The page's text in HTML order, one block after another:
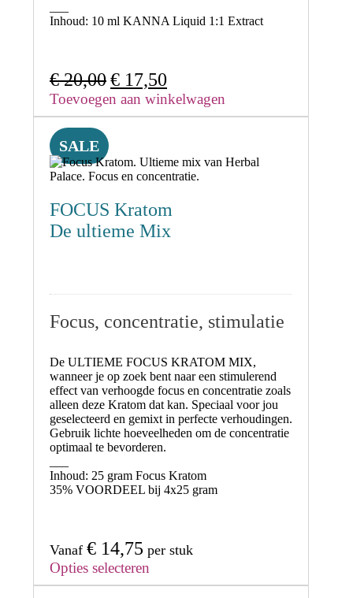
Inhoud: 10 ml KANNA Liquid 1:1 Extract
€20,00 Oorspronkelijke
prijs
was:
€ 17,50
prijs
is:
Toevoegen aan winkelwagen
SALE
FOCUS Kratom
De ultieme Mix
Focus, concentratie, stimulatie
De ULTIEME FOCUS KRATOM MIX,
wanneer je op zoek bent naar een stimulerend
effect van verhoogde focus en concentratie zoals
alleen deze Kratom dat kan. Speciaal voor jou
geselecteerd en gemixt in perfecte verhoudingen.
Gebruik lichte hoeveelheden om de concentratie
optimaal te bevorderen.
Inhoud: 25 gram Focus Kratom
35% VOORDEEL bij 4x25 gram
Vanaf € 14,75 per stuk
Opties selecteren